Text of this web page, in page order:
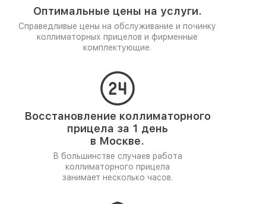
Оптимальные цены на услуги.
Справедливые цены на обслуживание и починку
коллиматорных прицелов и фирменные
комплектующие.
Восстановление коллиматорного
прицела за 1 день
в Москве.
В большинстве случаев работа
коллиматорного прицела
занимает несколько часов.